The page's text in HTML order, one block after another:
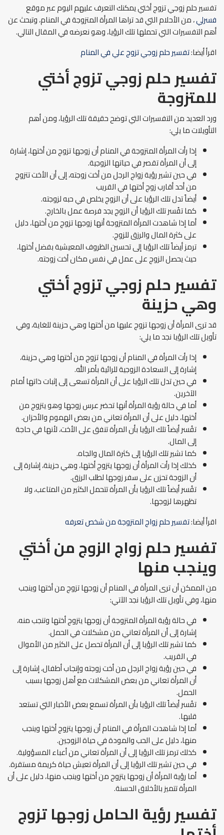
تفسير حلم زوجي تزوج أختي يمكنك التعرف عليهم اليوم عبر موقع
فسرلي، من الأحلام التي قد تراها المرأة المتزوجة في المنام، وتبحث عن
أهم التفسيرات التي تحملها تلك الرؤيا، وهو نعرضه في المقال التالي.
اقرأ أيضا:تفسير حلم زوجي تزوج علي في المنام
تفسير حلم زوجي تزوج أختي
للمتزوجة
ورد العديد من التفسيرات التي توضح حقيقة تلك الرؤيا، ومن أهم
التأويلات ما يلي:
إذا رأت المرأة المتزوجة في المنام أن زوجها تزوج من أختها، إشارة
إلى أن المرأة تقصر في حياتها الزوجية.
في حين تشير رؤية زواج الرجل من أخت زوجته، إلى أن الأخت تتزوج
من أحد أقارب زوج أختها في القريب
أيضاً تدل تلك الرؤيا على أن الزوج يخلص في حبه لزوجته.
كما تفُسر تلك الرؤيا أن الزوج يجد فرصة عمل بالخارج.
أما إذا شاهدت المرأة المتزوجة أنها زوجها تزوج من أختها، دليل
على كثرة المال والرزق للزوج.
ترمز أيضاً تلك الرؤيا إلى تحسين الظروف المعيشية بفضل أختها،
حيث يحصل الزوج على عمل في نفس مكان أخت زوجته.
تفسير حلم زوجي تزوج أختي
وهي حزينة
قد ترى المرأة أن زوجها تزوج عليها من أختها وهي حزينة للغاية، وفي
تأويل تلك الرؤيا نجد ما يلي:
إذا رأت المرأة في المنام أن زوجها تزوج من أختها وهي حزينة،
إشارة إلى السعادة الزوجية للرائية بأمر الله.
في حين تدل تلك الرؤيا على أن المرأة تسعى إلى إثبات ذاتها أمام
الآخرين.
أما في حالة رؤية المرأة أنها تحضر عرس زوجها وهو يتزوج من
أختها، دليل على أن المرأة تعاني من بعض الهموم والأحزان.
تفُسر أيضاً تلك الرؤيا بأن المرأة تنفق على الأخت، لأنها في حاجة
إلى المال.
كما تشير تلك الرؤيا إلى كثرة المال والجاه.
كذلك إذا رأت المرأة أن زوجها يتزوج أختها، وهي حزينة، إشارة إلى
أن الزوجة تحزن على سفر زوجها لطلب الرزق.
تفُسر أيضاً تلك الرؤيا بأن المرأة تتحمل الكثير من المتاعب، ولا
تظهرها لزوجها.
اقرأ أيضا:تفسير حلم زواج المتزوجة من شخص تعرفه
تفسير حلم زواج الزوج من أختي
وينجب منها
من الممكن أن ترى المرأة في المنام أن زوجها تزوج من أختها وينجب
منها، وفي تأويل تلك الرؤيا نجد الآتي:
في حالة رؤية المرأة المتزوجة أن زوجها يتزوج أختها وتنجب منه،
إشارة إلى أن المرأة تعاني من مشكلات في الحمل.
كما تشير تلك الرؤيا إلى أن المرأة تحصل على الكثير من الأموال
في القريب.
في حين رؤية زواج الرجل من أخت زوجته وإنجاب أطفال، إشارة إلى
أن المرأة تعاني من بعض المشكلات مع أهل زوجها بسبب
الحمل.
تفُسر أيضاً تلك الرؤيا بأن المرأة تسمع بعض الأخبار التي تستعد
قلبها.
أما إذا شاهدت المرأة في المنام أن زوجها يتزوج أختها وينجب
منها، دليل على الحب والمودة في حياة الزوجين.
كذلك ترمز تلك الرؤيا إلى أن المرأة تعاني من أعباء المسؤولية.
في حين تشير تلك الرؤيا إلى أن المرأة تعيش حياة كريمة مستقرة.
أما رؤية المرأة أن زوجها يتزوج من أختها وينجب منها، دليل على أن
المرأة تتميز بالأخلاق الحسنة.
تفسير رؤية الحامل زوجها تزوج